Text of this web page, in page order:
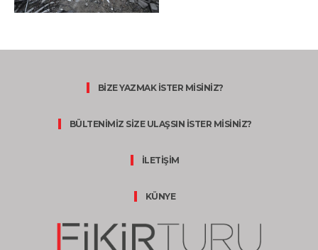
BİZE YAZMAK İSTER MİSİNİZ?
BÜLTENİMİZ SİZE ULAŞSIN İSTER MİSİNİZ?
İLETİŞİM
KÜNYE